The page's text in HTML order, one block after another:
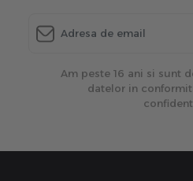
Am peste 16 ani si sunt
datelor in